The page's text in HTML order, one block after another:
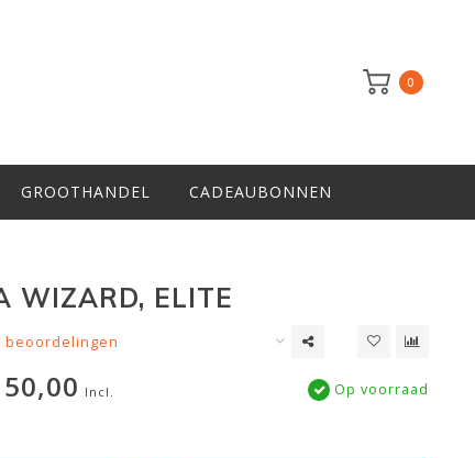
0
GROOTHANDEL CADEAUBONNEN
WIZARD, ELITE
beoordelingen
Incl.
Op voorraad